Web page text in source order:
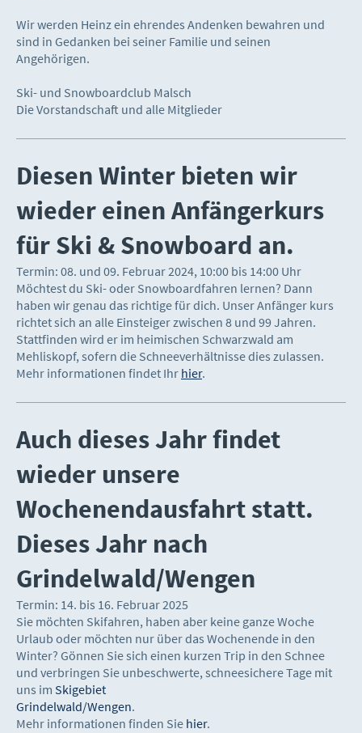
Wir werden Heinz ein ehrendes Andenken bewahren und
sind in Gedanken bei seiner Familie und seinen
Angehörigen.
Ski- und Snowboardclub Malsch
Die Vorstandschaft und alle Mitglieder
Diesen Winter bieten wir
wieder einen Anfängerkurs
für Ski & Snowboard an.
Termin: 08. und 09. Februar 2024, 10:00 bis 14:00 Uhr
Möchtest du Ski- oder Snowboardfahren lernen? Dann
haben wir genau das richtige für dich. Unser Anfänger kurs
richtet sich an alle Einsteiger zwischen 8 und 99 Jahren.
Stattfinden wird er im heimischen Schwarzwald am
Mehliskopf, sofern die Schneeverhältnisse dies zulassen.
Mehr informationen findet Ihr hier.
Auch dieses Jahr findet
wieder unsere
Wochenendausfahrt statt.
Dieses Jahr nach
Grindelwald/Wengen
Termin: 14. bis 16. Februar 2025
Sie möchten Skifahren, haben aber keine ganze Woche
Urlaub oder möchten nur über das Wochenende in den
Winter? Gönnen Sie sich einen kurzen Trip in den Schnee
und verbringen Sie unbeschwerte, schneesichere Tage mit
uns im Skigebiet
Grindelwald/Wengen.
Mehr informationen finden Sie hier.